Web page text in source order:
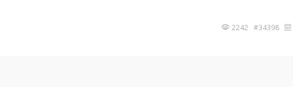
2242 #34398